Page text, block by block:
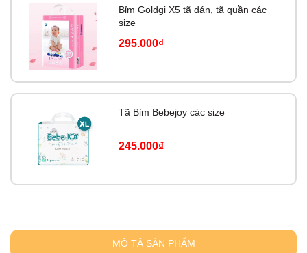
Bỉm Goldgi X5 tã dán, tã quần các
size
295.000₫
Tã Bỉm Bebejoy các size
245.000₫
MÔ TẢ SẢN PHẨM